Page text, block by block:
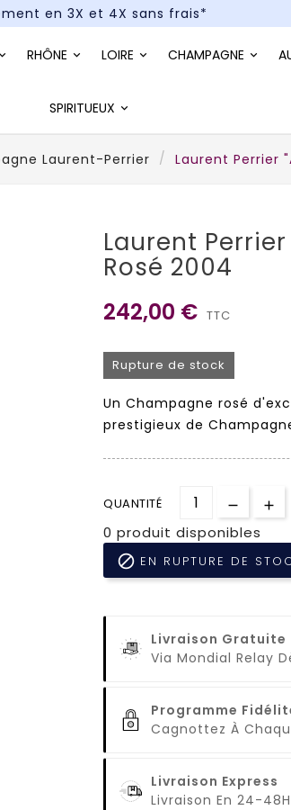
en 3X et 4X sans frais*
RHÔNE LOIRE CHAMPAGNE
SPIRITUEUX
Laurent-Perrier Laurent Perrier
Laurent
Rosé 2004
242,00 € TTC
Rupture de stock
Un Champagne rosé
prestigieux de
QUANTITÉ
0 produit disponibles
 EN RUPTURE DE
Livraison Gratuite
Via Mondial Relay
Programme
Cagnottez À
Livraison Express
Livraison En 24-